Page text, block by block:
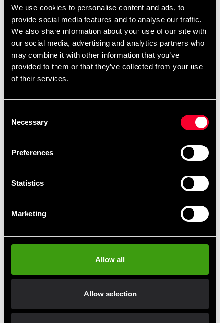
We use cookies to personalise content and ads, to
provide social media features and to analyse our traffic.
We also share information about your use of our site with
our social media, advertising and analytics partners who
may combine it with other information that you’ve
provided to them or that they’ve collected from your use
of their services.
Selection
Necessary
Preferences
Statistics
Marketing
Allow all
Allow selection
cm INKL. ophæng (kæder/bånd osv.) Produktvægt ca.
31 kg.: længde 144 cm, højde 17 cm.
Detaljerede oplysninger
Anbefalede produkter